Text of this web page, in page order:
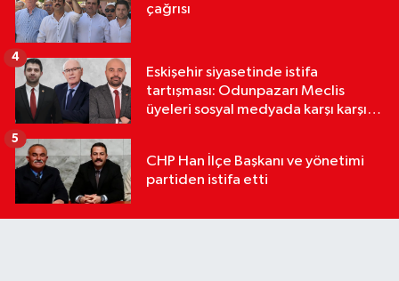
çağrısı
Eskişehir siyasetinde istifa
tartışması: Odunpazarı Meclis
üyeleri sosyal medyada karşı karşıya
4
CHP Han İlçe Başkanı ve yönetimi
partiden istifa etti
5